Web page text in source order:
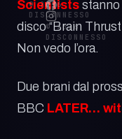
© 2026
DISCONNESSO
© 2026
DISCONNESSO
Scientists
disco “Brain
Non vedo l’ora.
Due brani dal
BBC LATER…